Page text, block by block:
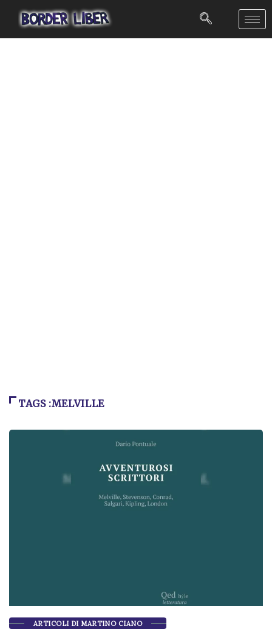
TAGS :MELVILLE
ARTICOLI DI MARTINO CIANO